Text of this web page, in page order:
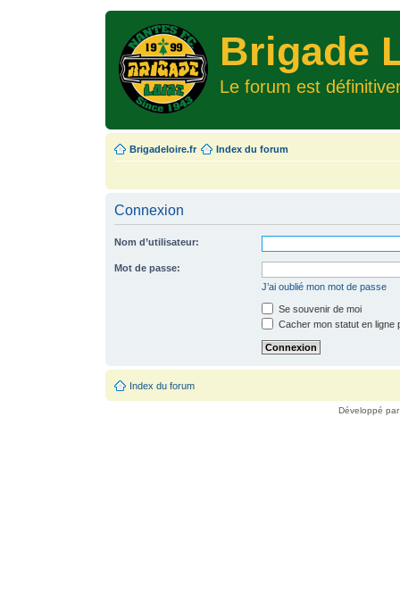
Brigade
Le forum est
Brigadeloire.fr Index du forum
Connexion
Nom d’utilisateur:
Mot de passe:
J’ai oublié mon mot de passe
Se souvenir de moi
Cacher mon statut en ligne
Index du forum
Développé